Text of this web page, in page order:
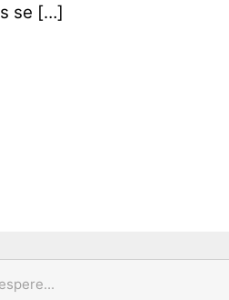
se […]